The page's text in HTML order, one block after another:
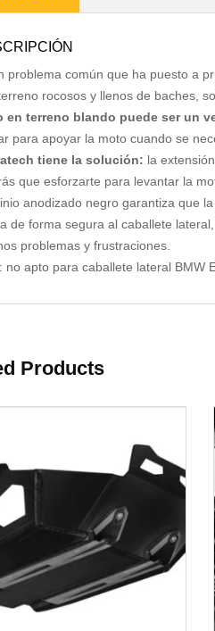
problema común que ha puesto a
rocosos y llenos de baches,
en terreno blando puede ser un
para apoyar la moto cuando se
tiene la solución: la
que esforzarte para levantar la
anodizado negro garantiza que
de forma segura al caballete
problemas y frustraciones.
no apto para caballete lateral BMW
Products